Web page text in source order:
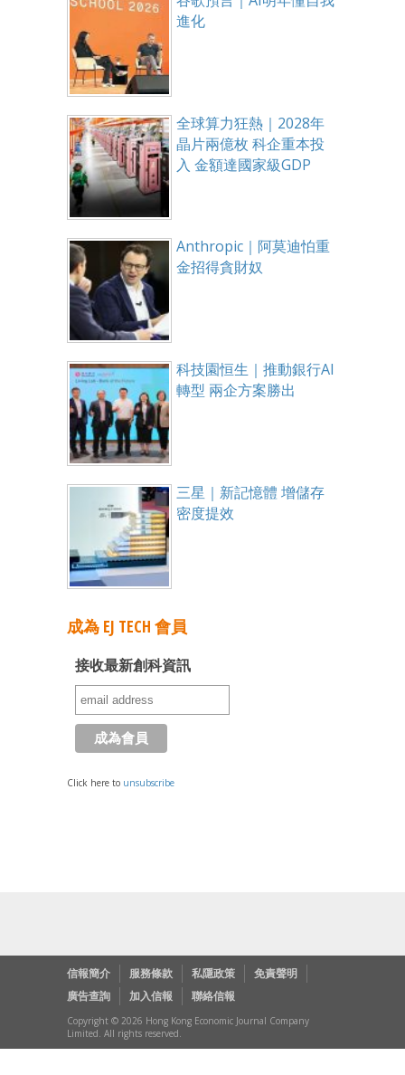
進化
全球算力狂熱｜2028年
晶片兩億枚 科企重本投
入 金額達國家級GDP
Anthropic｜阿莫迪怕重
金招得貪財奴
科技園恒生｜推動銀行AI
轉型 兩企方案勝出
三星｜新記憶體 增儲存
密度提效
成為 EJ TECH 會員
接收最新創科資訊
Click here to unsubscribe
信報簡介 服務條款 私隱政策
免責聲明
廣告查詢
加入信報 聯絡信報
Copyright © 2026 Hong Kong Economic Journal Company
Limited. All rights reserved.